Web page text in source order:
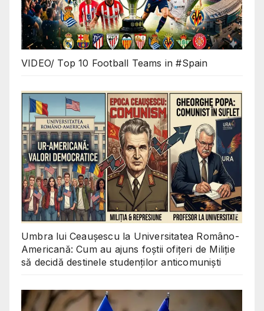
VIDEO/ Top 10 Football Teams in #Spain
Umbra lui Ceaușescu la Universitatea Româno-
Americană: Cum au ajuns foștii ofițeri de Miliție
să decidă destinele studenților anticomuniști